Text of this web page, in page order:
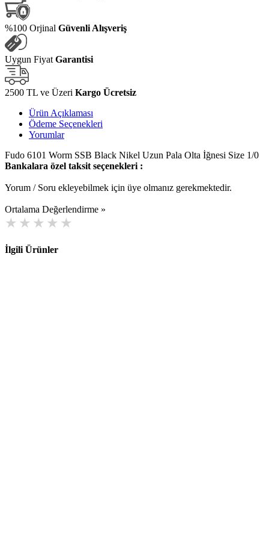
%100 Orjinal Güvenli Alışveriş
Uygun Fiyat Garantisi
2500 TL ve Üzeri Kargo Ücretsiz
Ürün Açıklaması
Ödeme Seçenekleri
Yorumlar
Fudo 6101 Worm SSB Black Nikel Uzun Pala Olta İğnesi Size 1/0
Bankalara özel taksit seçenekleri :
Yorum / Soru ekleyebilmek için üye olmanız gerekmektedir.
Ortalama Değerlendirme »
İlgili Ürünler